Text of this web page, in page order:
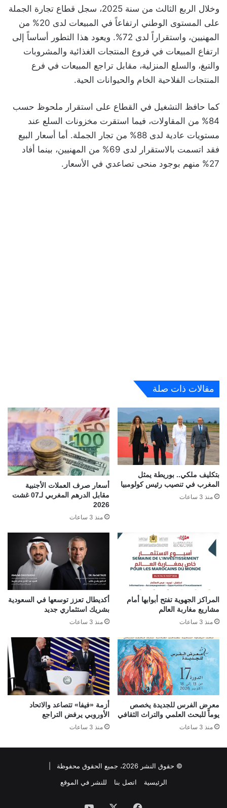
وخلال الربع الثالث من سنة 2025، سجل قطاع تجارة الجملة
على المستوى الوطني ارتفاعاً في المبيعات لدى 20% من
المهنيين، واستقراراً لدى 72%. ويعود هذا التطور أساساً إلى
ارتفاع المبيعات في فروع المنتجات الغذائية والمشروبات
والتبغ، والسلع المنزلية، مقابل تراجع المبيعات في فرع
المنتجات الفلاحية الخام والحيوانات الحية.
كما حافظ التشغيل في القطاع على استقرار ملحوظ حسب
84% من المقاولات، فيما استقرت مخزونات السلع عند
مستويات عادية لدى 88% من تجار الجملة. أما أسعار البيع
فقد اتسمت بالاستقرار لدى 69% من المهنيين، بينما أفاد
27% منهم بوجود منحى تصاعدي في الأسعار.
مقالات ذات صلة
بتكليف ملكي.. بوريطة يمثل
المغرب في تنصيب رئيس كولومبيا
منذ 3 ساعات
أسعار صرف العملات الأجنبية
مقابل الدرهم المغربي لـ07 غشت
2026
منذ 3 ساعات
المراكز الجهوية تفتح أبوابها أمام
مشاريع مغاربة العالم
منذ 3 ساعات
أكديطال تعزز توسعها في السعودية
بشريك استثماري جديد
منذ 3 ساعات
معرض الفرس للجديدة يخصص
يوماً للبحث العلمي والتراث الثقافي
منذ 3 ساعات
أزمة «فيفا» تتصاعد والاتحاد
الأوروبي يرفض التراجع
منذ 3 ساعات
© حقوق النشر 2026، جميع الحقوق محفوظة |
الرئيسية
اتصل بنا للنشر في الموقع